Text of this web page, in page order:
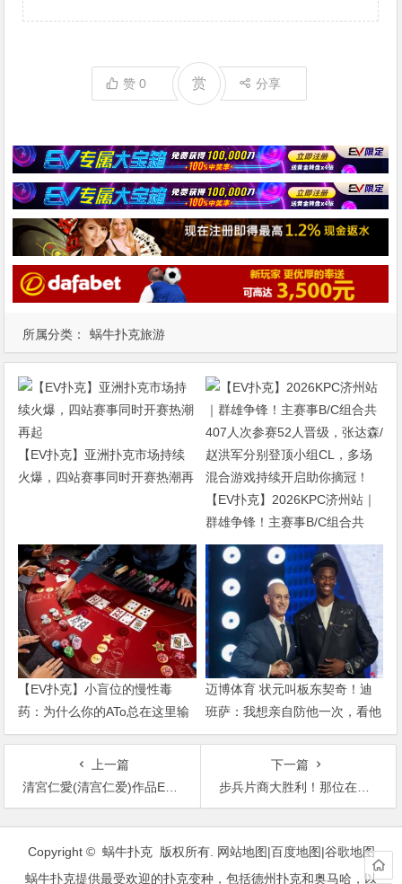
所属分类： 蜗牛扑克旅游
赞0 赏 分享
【EV扑克】亚洲扑克市场持续
火爆，四站赛事同时开赛热潮再
【EV扑克】2026KPC济州站｜
群雄争锋！主赛事B/C组合共
407人次参赛52人晋级，张达森/
赵洪军分别登顶小组CL，多场
混合游戏持续开启助你摘冠！
【EV扑克】小盲位的慢性毒
药：为什么你的ATo总在这里输
钱？
迈博体育 状元叫板东契奇！迪
班萨：我想亲自防他一次，看他
是不是真的那么慢
上一篇
清宮仁愛(清宫仁爱)作品EBWH-183发布！J奶正妹写真偶像被爆出轨丑闻！公司火大把她卖掉惨被轮奸【EV扑克下载】
下一篇
步兵片商大胜利！那位在加勒比下马的さくらみな是⋯【EV扑克下载】
文
Copyright © 蜗牛扑克 版权所有. 网站地图|百度地图|谷歌地图
蜗牛扑克提供最受欢迎的扑克变种，包括德州扑克和奥马哈，以